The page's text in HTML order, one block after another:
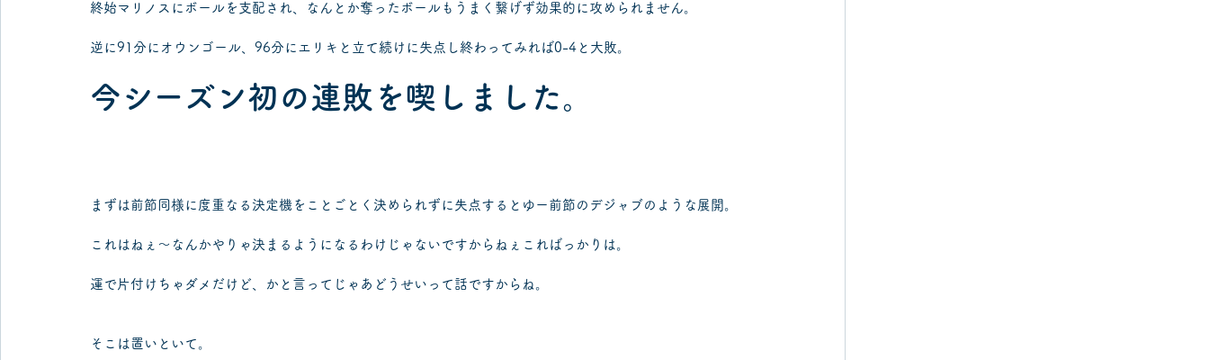
終始マリノスにボールを支配され、なんとか奪ったボールもうまく繋げず効果的に攻められません。
逆に91分にオウンゴール、96分にエリキと立て続けに失点し終わってみれば0-4と大敗。
今シーズン初の連敗を喫しました。
まずは前節同様に度重なる決定機をことごとく決められずに失点するとゆー前節のデジャブのような展開。
これはねぇ〜なんかやりゃ決まるようになるわけじゃないですからねぇこればっかりは。
運で片付けちゃダメだけど、かと言ってじゃあどうせいって話ですからね。
そこは置いといて。